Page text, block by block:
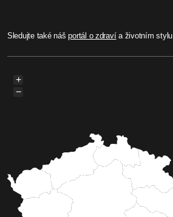
Sledujte také nášportál o zdravía životním stylu
+
−